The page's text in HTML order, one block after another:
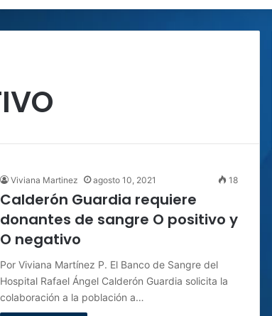
Viviana Martinez agosto 10, 2021 18
Calderón Guardia requiere
donantes de sangre O positivo y
O negativo
Por Viviana Martínez P. El Banco de Sangre del
Hospital Rafael Ángel Calderón Guardia solicita la
colaboración a la población a…